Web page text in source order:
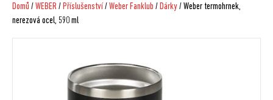
Domů /WEBER/ Příslušenství/Weber Fanklub / Dárky/ Weber termohrnek,
nerezová ocel, 590 ml